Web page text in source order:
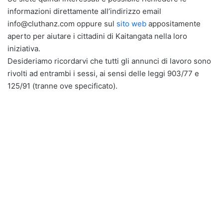
informazioni direttamente all’indirizzo email
info@cluthanz.com oppure sul sito web appositamente
aperto per aiutare i cittadini di Kaitangata nella loro
iniziativa.
Desideriamo ricordarvi che tutti gli annunci di lavoro sono
rivolti ad entrambi i sessi, ai sensi delle leggi 903/77 e
125/91 (tranne ove specificato).